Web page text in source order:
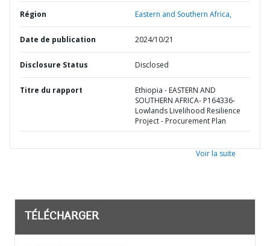
Région Eastern and Southern Africa,
Date de publication 2024/10/21
Disclosure Status Disclosed
Titre du rapport
Ethiopia - EASTERN AND
SOUTHERN AFRICA- P164336-
Lowlands Livelihood Resilience
Project - Procurement Plan
Voir la suite
TÉLÉCHARGER